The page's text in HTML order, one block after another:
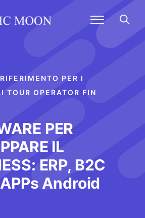
PER I
TOUR OPERATOR FIN
PER
IL
ERP, B2C
Android